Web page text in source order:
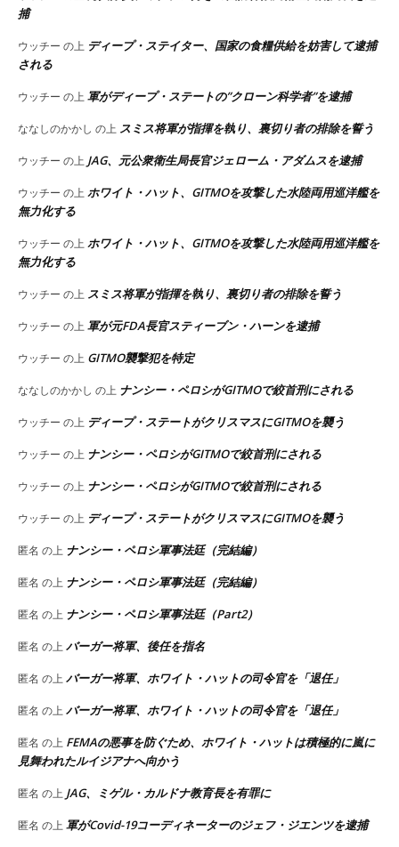
捕
ウッチー の上 ディープ・ステイター、国家の食糧供給を妨害して逮捕
される
ウッチー の上 軍がディープ・ステートの”クローン科学者”を逮捕
ななしのかかし の上 スミス将軍が指揮を執り、裏切り者の排除を誓う
ウッチー の上 JAG、元公衆衛生局長官ジェローム・アダムスを逮捕
ウッチー の上 ホワイト・ハット、GITMOを攻撃した水陸両用巡洋艦を
無力化する
ウッチー の上 ホワイト・ハット、GITMOを攻撃した水陸両用巡洋艦を
無力化する
ウッチー の上 スミス将軍が指揮を執り、裏切り者の排除を誓う
ウッチー の上 軍が元FDA長官スティーブン・ハーンを逮捕
ウッチー の上 GITMO襲撃犯を特定
ななしのかかし の上 ナンシー・ペロシがGITMOで絞首刑にされる
ウッチー の上 ディープ・ステートがクリスマスにGITMOを襲う
ウッチー の上 ナンシー・ペロシがGITMOで絞首刑にされる
ウッチー の上 ナンシー・ペロシがGITMOで絞首刑にされる
ウッチー の上 ディープ・ステートがクリスマスにGITMOを襲う
匿名 の上 ナンシー・ペロシ軍事法廷（完結編）
匿名 の上 ナンシー・ペロシ軍事法廷（完結編）
匿名 の上 ナンシー・ペロシ軍事法廷（Part2）
匿名 の上 バーガー将軍、後任を指名
匿名 の上 バーガー将軍、ホワイト・ハットの司令官を「退任」
匿名 の上 バーガー将軍、ホワイト・ハットの司令官を「退任」
匿名 の上 FEMAの悪事を防ぐため、ホワイト・ハットは積極的に嵐に
見舞われたルイジアナへ向かう
匿名 の上 JAG、ミゲル・カルドナ教育長を有罪に
匿名 の上 軍がCovid-19コーディネーターのジェフ・ジエンツを逮捕